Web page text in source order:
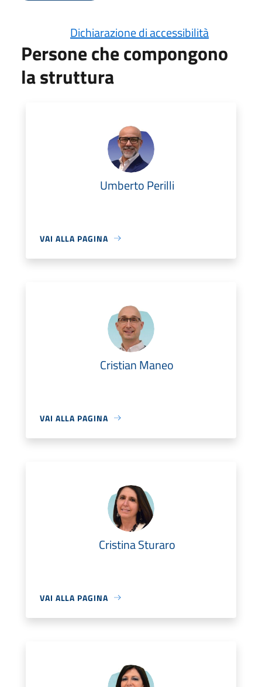
Dichiarazione di accessibilità
Persone che compongono
la struttura
Umberto Perilli
VAI ALLA PAGINA
Cristian Maneo
VAI ALLA PAGINA
Cristina Sturaro
VAI ALLA PAGINA